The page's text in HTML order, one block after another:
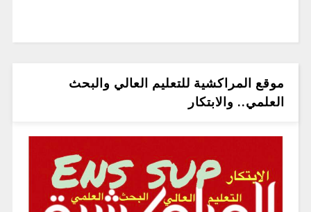
موقع المراكشية للتعليم العالي والبحث
العلمي.. والابتكار